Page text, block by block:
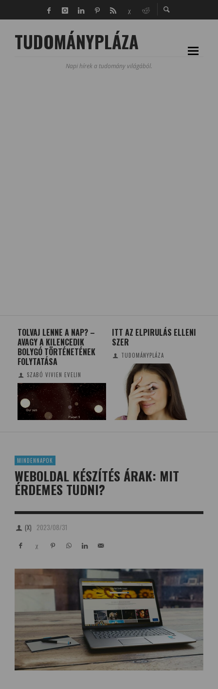
TUDOMÁNYPLÁZA
Napi hírek a tudomány világából.
TOLVAJ LENNE A NAP? –
AVAGY A KILENCEDIK
BOLYGÓ TÖRTÉNETÉNEK
FOLYTATÁSA
SZABÓ VIVIEN EVELIN
ITT AZ ELPIRULÁS ELLENI
SZER
TUDOMÁNYPLÁZA
MINDENNAPOK
WEBOLDAL KÉSZÍTÉS ÁRAK: MIT
ÉRDEMES TUDNI?
(X) 2023/08/31